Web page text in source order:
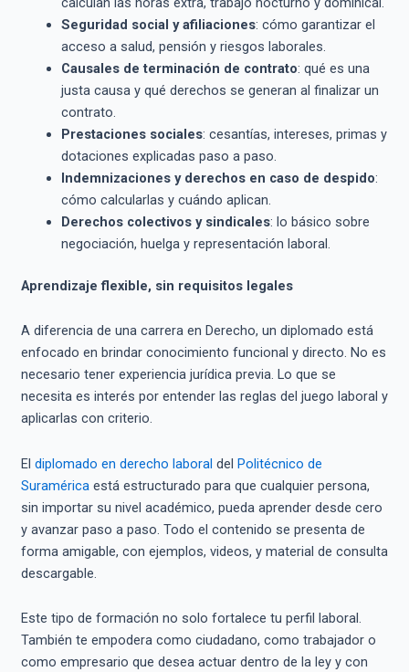
Seguridad social y afiliaciones: cómo garantizar el
acceso a salud, pensión y riesgos laborales.
Causales de terminación de contrato: qué es una
justa causa y qué derechos se generan al finalizar un
contrato.
Prestaciones sociales: cesantías, intereses, primas y
dotaciones explicadas paso a paso.
Indemnizaciones y derechos en caso de despido:
cómo calcularlas y cuándo aplican.
Derechos colectivos y sindicales: lo básico sobre
negociación, huelga y representación laboral.
Aprendizaje flexible, sin requisitos legales
A diferencia de una carrera en Derecho, un diplomado está
enfocado en brindar conocimiento funcional y directo. No es
necesario tener experiencia jurídica previa. Lo que se
necesita es interés por entender las reglas del juego laboral y
aplicarlas con criterio.
El diplomado en derecho laboral del Politécnico de
Suraméricaestá estructurado para que cualquier persona,
sin importar su nivel académico, pueda aprender desde cero
y avanzar paso a paso. Todo el contenido se presenta de
forma amigable, con ejemplos, videos, y material de consulta
descargable.
Este tipo de formación no solo fortalece tu perfil laboral.
También te empodera como ciudadano, como trabajador o
como empresario que desea actuar dentro de la ley y con